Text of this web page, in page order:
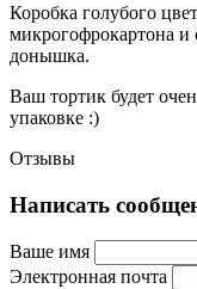
Коробка голубого
микрогофрокартона и
донышка.
Ваш тортик будет
упаковке :)
Отзывы
Написать
Ваше имя
Электронная почта